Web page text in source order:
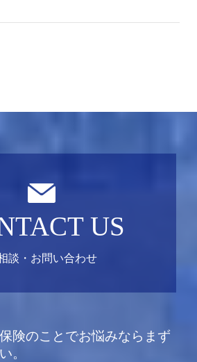
US
談・お問い合わせ
険のことでお悩みならまず
。